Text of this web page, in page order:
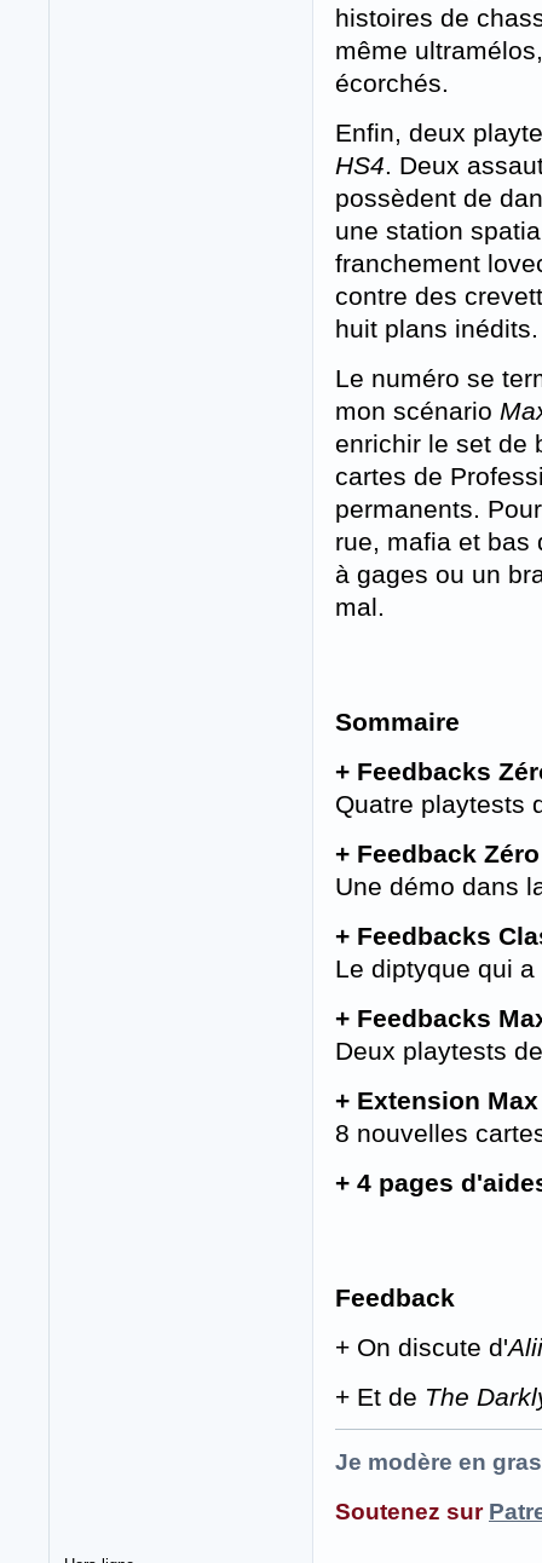
histoires de
même
écorchés.
Enfin, deux
HS4. Deux
possèdent de
une station
franchement
contre des
huit plans inédits.
Le numéro se
mon scénario
enrichir le set de
cartes de
permanents.
rue, mafia et bas
à gages ou un
mal.
Sommaire
+ Feedbacks
Quatre playtests
+ Feedback
Une démo dans
+ Feedbacks
Le diptyque qui
+ Feedbacks
Deux playtests
+ Extension
8 nouvelles
+ 4 pages
Feedback
+ On discute d'
+ Et de The
Je modère en
Soutenez sur